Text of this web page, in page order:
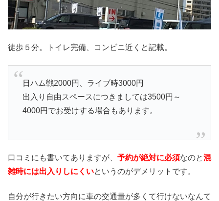
徒歩５分。トイレ完備、コンビニ近くと記載。
日ハム戦2000円、ライブ時3000円
出入り自由スペースにつきましては3500円～
4000円でお受けする場合もあります。
口コミにも書いてありますが、 予約が絶対に必須なのと混
雑時には出入りしにくいというのがデメリットです。
自分が行きたい方向に車の交通量が多くて行けないなんて